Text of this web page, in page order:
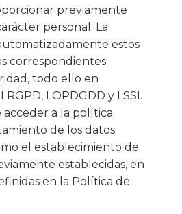
previamente
personal. La
estos
correspondientes
todo ello en
LOPDGDD y LSSI.
a la política
de los datos
el establecimiento de
establecidas, en
en la Política de